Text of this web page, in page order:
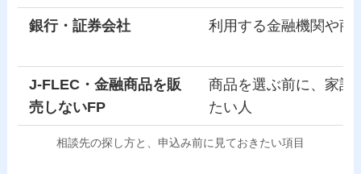
銀行・証券会社 利用する金融機関や商
J-FLEC・金融商品を販
売しないFP
商品を選ぶ前に、家計
たい人
相談先の探し方と、申込み前に見ておきたい項目